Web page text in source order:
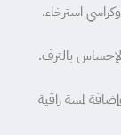
استرخاء.
بالترف.
لمسة راقية